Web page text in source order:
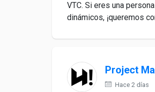
VTC. Si eres una
dinámicos, ¡queremos
Project
Hace 2 días